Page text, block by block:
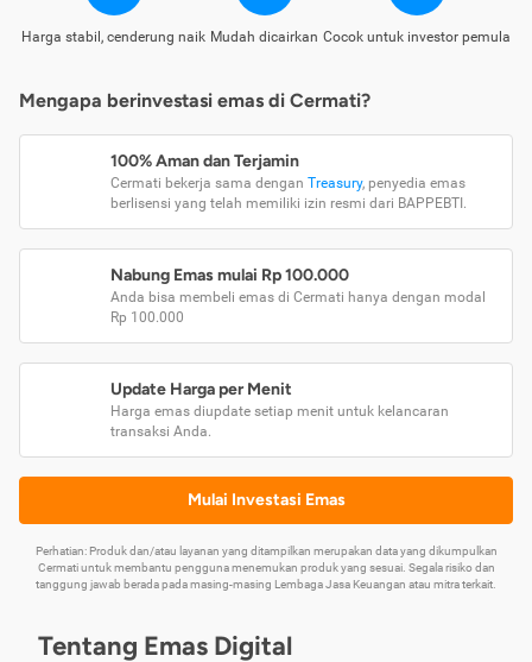
Harga stabil, cenderung naik Mudah dicairkan Cocok untuk investor pemula
Mengapa berinvestasi emas di Cermati?
100% Aman dan Terjamin
Cermati bekerja sama dengan Treasury, penyedia emas
berlisensi yang telah memiliki izin resmi dari BAPPEBTI.
Nabung Emas mulai Rp 100.000
Anda bisa membeli emas di Cermati hanya dengan modal
Rp 100.000
Update Harga per Menit
Harga emas diupdate setiap menit untuk kelancaran
transaksi Anda.
Mulai Investasi Emas
Perhatian: Produk dan/atau layanan yang ditampilkan merupakan data yang dikumpulkan
Cermati untuk membantu pengguna menemukan produk yang sesuai. Segala risiko dan
tanggung jawab berada pada masing-masing Lembaga Jasa Keuangan atau mitra terkait.
Tentang Emas Digital